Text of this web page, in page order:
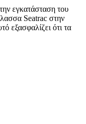
εγκατάσταση του
Seatrac στην
εξασφαλίζει ότι τα